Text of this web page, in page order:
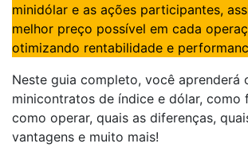
minidólar e as ações participantes,
melhor preço possível em cada
otimizando rentabilidade e
Neste guia completo, você aprenderá
minicontratos de índice e dólar, como
como operar, quais as diferenças,
vantagens e muito mais!